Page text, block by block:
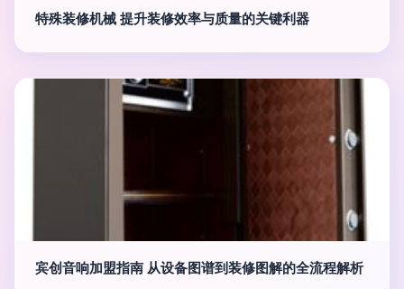
特殊装修机械 提升装修效率与质量的关键利器
宾创音响加盟指南 从设备图谱到装修图解的全流程解析